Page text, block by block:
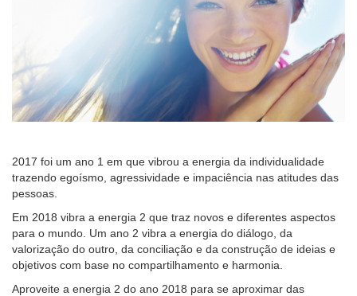
2017 foi um ano 1 em que vibrou a energia da individualidade
trazendo egoísmo, agressividade e impaciência nas atitudes das
pessoas.
Em 2018 vibra a energia 2 que traz novos e diferentes aspectos
para o mundo. Um ano 2 vibra a energia do diálogo, da
valorização do outro, da conciliação e da construção de ideias e
objetivos com base no compartilhamento e harmonia.
Aproveite a energia 2 do ano 2018 para se aproximar das